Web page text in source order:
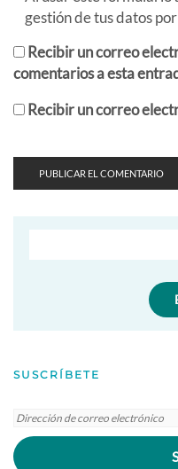
gestión de tus datos
Recibir un correo
comentarios a esta
Recibir un correo
SUSCRÍBETE
Dirección
de
correo